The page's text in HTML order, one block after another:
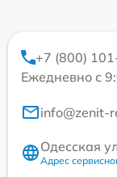
+7 (800)
Ежедневно с
info@zenit-
Одесская
Адрес